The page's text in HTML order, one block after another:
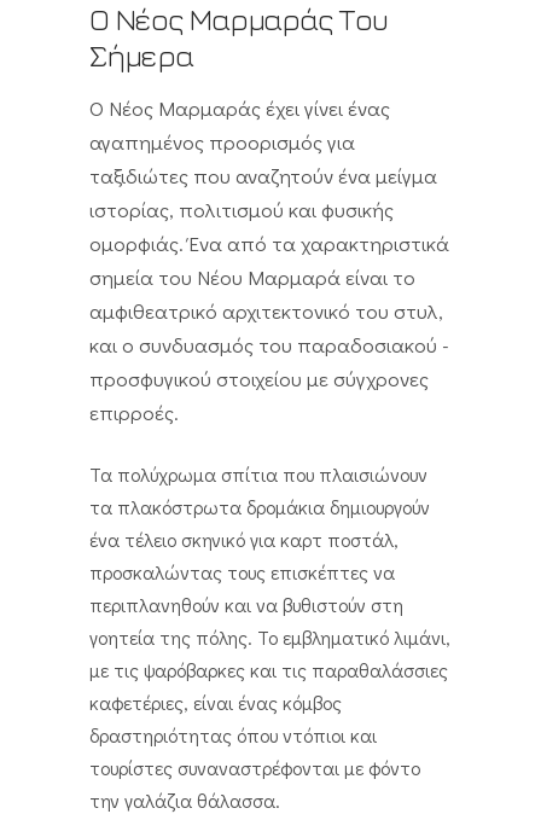
Ο Νέος Μαρμαράς Του
Σήμερα
Ο Νέος Μαρμαράς έχει γίνει ένας
αγαπημένος προορισμός για
ταξιδιώτες που αναζητούν ένα μείγμα
ιστορίας, πολιτισμού και φυσικής
ομορφιάς. Ένα από τα χαρακτηριστικά
σημεία του Νέου Μαρμαρά είναι το
αμφιθεατρικό αρχιτεκτονικό του στυλ,
και ο συνδυασμός του παραδοσιακού -
προσφυγικού στοιχείου με σύγχρονες
επιρροές.
Τα πολύχρωμα σπίτια που πλαισιώνουν
τα πλακόστρωτα δρομάκια δημιουργούν
ένα τέλειο σκηνικό για καρτ ποστάλ,
προσκαλώντας τους επισκέπτες να
περιπλανηθούν και να βυθιστούν στη
γοητεία της πόλης. Το εμβληματικό λιμάνι,
με τις ψαρόβαρκες και τις παραθαλάσσιες
καφετέριες, είναι ένας κόμβος
δραστηριότητας όπου ντόπιοι και
τουρίστες συναναστρέφονται με φόντο
την γαλάζια θάλασσα.